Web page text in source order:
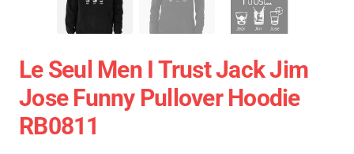
Le Seul Men I Trust Jack Jim
Jose Funny Pullover Hoodie
RB0811